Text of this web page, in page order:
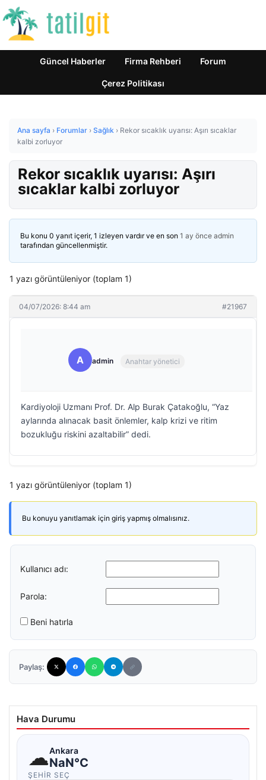
Güncel Haberler Firma Rehberi Forum
Çerez Politikası
Ana sayfa › Forumlar › Sağlık › Rekor sıcaklık uyarısı: Aşırı sıcaklar
kalbi zorluyor
Rekor sıcaklık uyarısı: Aşırı
sıcaklar kalbi zorluyor
Bu konu 0 yanıt içerir, 1 izleyen vardır ve en son 1 ay önce admin
tarafından güncellenmiştir.
1 yazı görüntüleniyor (toplam 1)
04/07/2026: 8:44 am #21967
A admin Anahtar yönetici
Kardiyoloji Uzmanı Prof. Dr. Alp Burak Çatakoğlu, “Yaz
aylarında alınacak basit önlemler, kalp krizi ve ritim
bozukluğu riskini azaltabilir” dedi.
1 yazı görüntüleniyor (toplam 1)
Bu konuyu yanıtlamak için giriş yapmış olmalısınız.
Kullanıcı adı:
Parola:
Beni hatırla
Paylaş:
Hava Durumu
☁Ankara
NaN°C
ŞEHIR SEÇ